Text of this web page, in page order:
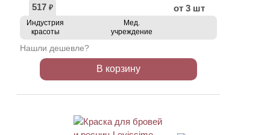
517 ₽ от 3 шт
Индустрия
красоты
Мед.
учреждение
Нашли дешевле?
В корзину